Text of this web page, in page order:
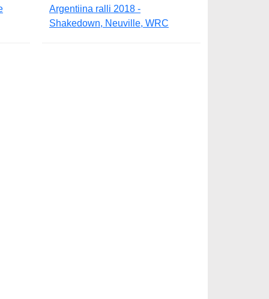
Argentiina ralli 2018 -
Shakedown, Neuville, WRC